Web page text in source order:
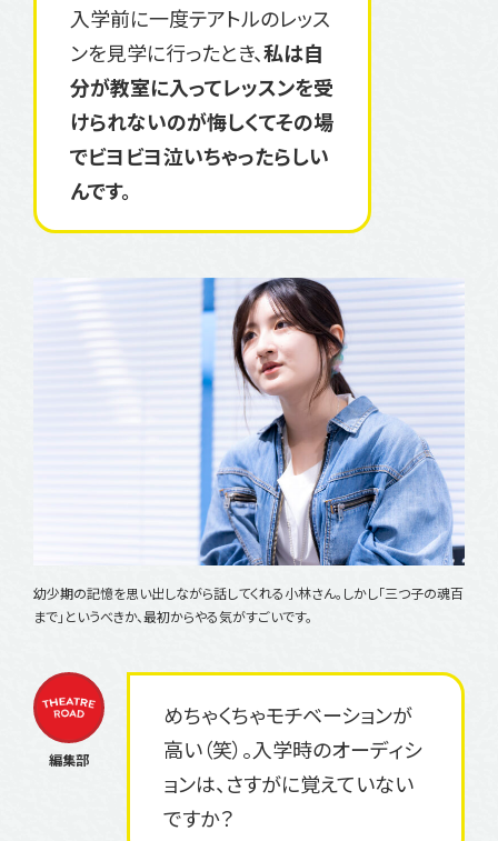
入学前に一度テアトルのレッス
ンを見学に行ったとき、私は自
分が教室に入ってレッスンを受
けられないのが悔しくてその場
でビヨビヨ泣いちゃったらしい
んです。
幼少期の記憶を思い出しながら話してくれる小林さん。しかし「三つ子の魂百
まで」というべきか、最初からやる気がすごいです。
めちゃくちゃモチベーションが
高い（笑）。入学時のオーディシ
ョンは、さすがに覚えていない
ですか？